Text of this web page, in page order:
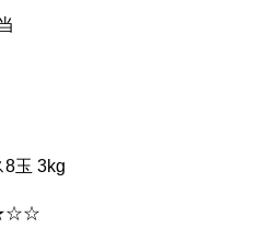
8玉 3kg